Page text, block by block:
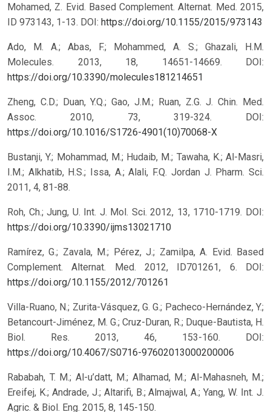
Mohamed, Z. Evid. Based Complement. Alternat. Med. 2015,
ID 973143, 1-13. DOI: https://doi.org/10.1155/2015/973143
Ado, M. A.; Abas, F.; Mohammed, A. S.; Ghazali, H.M.
Molecules. 2013, 18, 14651-14669. DOI:
https://doi.org/10.3390/molecules181214651
Zheng, C.D.; Duan, Y.Q.; Gao, J.M.; Ruan, Z.G. J. Chin. Med.
Assoc. 2010, 73, 319-324. DOI:
https://doi.org/10.1016/S1726-4901(10)70068-X
Bustanji, Y.; Mohammad, M.; Hudaib, M.; Tawaha, K.; Al-Masri,
I.M.; Alkhatib, H.S.; Issa, A.; Alali, F.Q. Jordan J. Pharm. Sci.
2011, 4, 81-88.
Roh, Ch.; Jung, U. Int. J. Mol. Sci. 2012, 13, 1710-1719. DOI:
https://doi.org/10.3390/ijms13021710
Ramírez, G.; Zavala, M.; Pérez, J.; Zamilpa, A. Evid. Based
Complement. Alternat. Med. 2012, ID701261, 6. DOI:
https://doi.org/10.1155/2012/701261
Villa-Ruano, N.; Zurita-Vásquez, G. G.; Pacheco-Hernández, Y.;
Betancourt-Jiménez, M. G.; Cruz-Duran, R.; Duque-Bautista, H.
Biol. Res. 2013, 46, 153-160. DOI:
https://doi.org/10.4067/S0716-97602013000200006
Rababah, T. M.; Al-u’datt, M.; Alhamad, M.; Al-Mahasneh, M.;
Ereifej, K.; Andrade, J.; Altarifi, B.; Almajwal, A.; Yang, W. Int. J.
Agric. & Biol. Eng. 2015, 8, 145-150.